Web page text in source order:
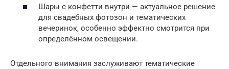
Шары с конфетти внутри — актуальное решение
для свадебных фотозон и тематических
вечеринок, особенно эффектно смотрится при
определённом освещении.
Отдельного внимания заслуживают тематические